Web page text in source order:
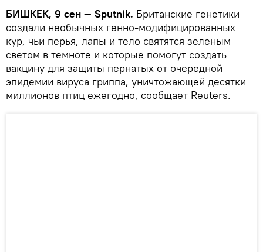
БИШКЕК, 9 сен — Sputnik. Британские генетики
создали необычных генно-модифицированных
кур, чьи перья, лапы и тело святятся зеленым
светом в темноте и которые помогут создать
вакцину для защиты пернатых от очередной
эпидемии вируса гриппа, уничтожающей десятки
миллионов птиц ежегодно, сообщает Reuters.